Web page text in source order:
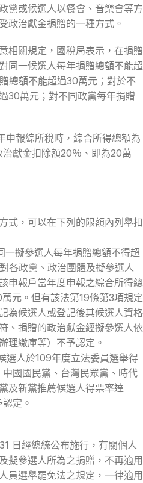
黨或候選人以餐會、音樂會等方
政治獻金捐贈的一種方式。
相關規定，國稅局表示，在捐贈
同一候選人每年捐贈總額不能超
總額不能超過30萬元；對於不
30萬元；對不同政黨每年捐贈
申報綜所稅時，綜合所得總額為
獻金扣除額20％、即為20萬
式，可以在下列的限額內列舉扣
一擬參選人每年捐贈總額不得超
各政黨、政治團體及擬參選人
申報戶當年度申報之綜合所得總
元。但有該法第19條第3項規定
為候選人或登記後其候選人資格
、捐贈的政治獻金經擬參選人依
理繳庫等）不予認定。
選人於109年度立法委員選舉得
國國民黨、台灣民眾黨、時代
及新黨推薦候選人得票率達
定。
日經總統公布施行，有關個人
擬參選人所為之捐贈，不再適用
員選舉罷免法之規定，一律適用